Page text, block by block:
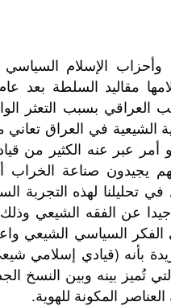
الإسلام السياسي
العراقي بسبب التعثر
الشيعية في العراق
أمر عبر عنه الكثير من
يجيدون صناعة الخراب
تحليلنا لهذه التجربة
عن الفقه الشيعي
السياسي الشيعي
بأنه (قيادي إسلامي
تُميز بينه وبين النسخ
المكونة للهوية.